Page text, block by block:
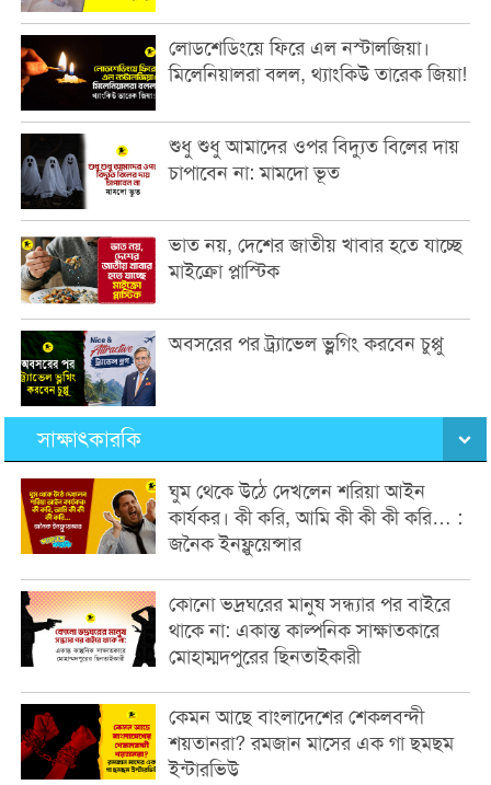
লোডশেডিংয়ে ফিরে এল নস্টালজিয়া।
মিলেনিয়ালরা বলল, থ্যাংকিউ তারেক জিয়া!
শুধু শুধু আমাদের ওপর বিদ্যুত বিলের দায়
চাপাবেন না: মামদো ভূত
ভাত নয়, দেশের জাতীয় খাবার হতে যাচ্ছে
মাইক্রো প্লাস্টিক
অবসরের পর ট্র্যাভেল ভ্লগিং করবেন চুপ্পু
সাক্ষাৎকারকি
ঘুম থেকে উঠে দেখলেন শরিয়া আইন
কার্যকর। কী করি, আমি কী কী কী করি… :
জনৈক ইনফ্লুয়েন্সার
কোনো ভদ্রঘরের মানুষ সন্ধ্যার পর বাইরে
থাকে না: একান্ত কাল্পনিক সাক্ষাতকারে
মোহাম্মদপুরের ছিনতাইকারী
কেমন আছে বাংলাদেশের শেকলবন্দী
শয়তানরা? রমজান মাসের এক গা ছমছম
ইন্টারভিউ